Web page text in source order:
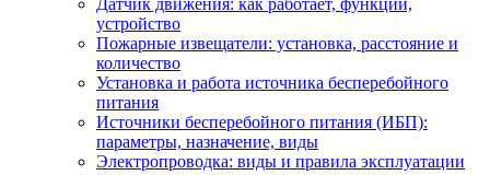
Датчик движения: как работает, функции,
устройство
Пожарные извещатели: установка, расстояние и
количество
Установка и работа источника бесперебойного
питания
Источники бесперебойного питания (ИБП):
параметры, назначение, виды
Электропроводка: виды и правила эксплуатации